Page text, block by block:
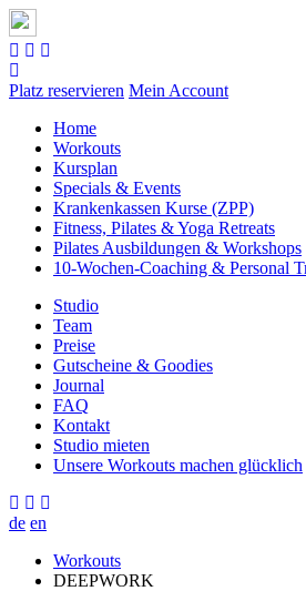
Platz reservieren Mein Account
Home
Workouts
Kursplan
Specials & Events
Krankenkassen Kurse (ZPP)
Fitness, Pilates & Yoga Retreats
Pilates Ausbildungen & Workshops
10-Wochen-Coaching & Personal
Studio
Team
Preise
Gutscheine & Goodies
Journal
FAQ
Kontakt
Studio mieten
Unsere Workouts machen glücklich
de en
Workouts
DEEPWORK